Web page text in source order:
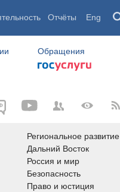
Отчёты Eng
Обращения
Региональное развитие
Дальний Восток
Россия и мир
Безопасность
Право и юстиция